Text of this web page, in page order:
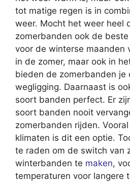
tot matige regen is in
weer. Mocht het weer heel
zomerbanden ook de
voor de winterse maanden
in de zomer, maar ook in
bieden de zomerbanden je
wegligging. Daarnaast is
soort banden perfect. Er
soort banden nooit
zomerbanden rijden.
klimaten is dit een optie.
te raden om de switch van
winterbanden te maken,
temperaturen voor langere